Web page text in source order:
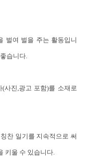
벌여 벌을 주는 활동입니
습니다.
사진,광고 포함)를 소재로
찬 일기를 지속적으로 써
키울 수 있습니다.